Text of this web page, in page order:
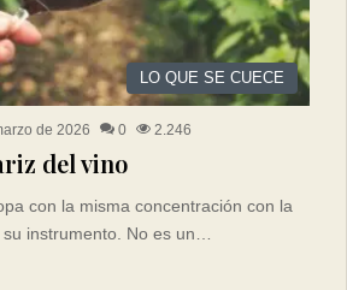
LO QUE SE CUECE
de 2026 0 2.246
del vino
con la misma concentración con la
instrumento. No es un…